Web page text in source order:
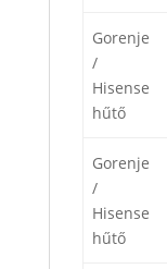
Gorenje
/
Hisense
hűtő
Gorenje
/
Hisense
hűtő